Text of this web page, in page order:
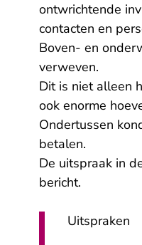
ontwrichtende
contacten en
Boven- en
verweven.
Dit is niet alleen
ook enorme
Ondertussen
betalen.
De uitspraak in
bericht.
Uitspraken